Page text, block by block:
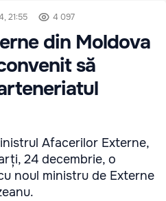
21:55 4 097
din Moldova
să
Afacerilor Externe,
24 decembrie, o
noul ministru de Externe